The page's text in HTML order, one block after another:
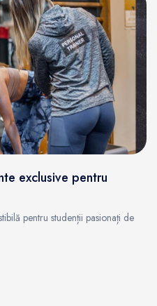
exclusive pentru
pentru studenții pasionați de